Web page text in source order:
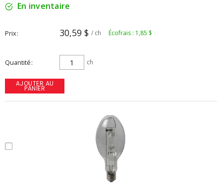
En inventaire
Prix 30,59 $ / ch Écofrais : 1,85 $
Quantité ch
AJOUTER AU
PANIER